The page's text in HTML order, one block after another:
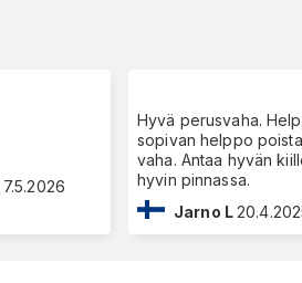
7.5.2026
Hyvä perusvaha.
sopivan helppo
vaha. Antaa hyvän
hyvin pinnassa.
Jarno L